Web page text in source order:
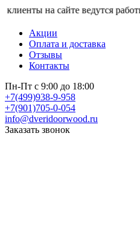
на сайте ведутся работы по
Акции
Оплата и доставка
Отзывы
Контакты
Пн-Пт с 9:00 до 18:00
+7(499)938-9-958
+7(901)705-0-054
info@dveridoorwood.ru
Заказать звонок